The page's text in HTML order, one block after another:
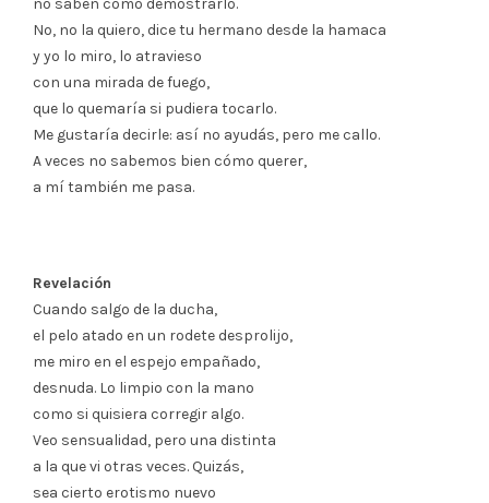
no saben cómo demostrarlo.
No, no la quiero, dice tu hermano desde la hamaca
y yo lo miro, lo atravieso
con una mirada de fuego,
que lo quemaría si pudiera tocarlo.
Me gustaría decirle: así no ayudás, pero me callo.
A veces no sabemos bien cómo querer,
a mí también me pasa.
Revelación
Cuando salgo de la ducha,
el pelo atado en un rodete desprolijo,
me miro en el espejo empañado,
desnuda. Lo limpio con la mano
como si quisiera corregir algo.
Veo sensualidad, pero una distinta
a la que vi otras veces. Quizás,
sea cierto erotismo nuevo